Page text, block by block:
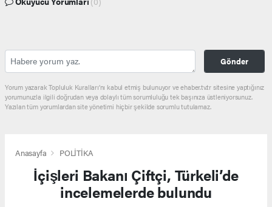
Gönder
Yorum yazarak Topluluk Kuralları’nı kabul etmiş bulunuyor ve ehaber.tv.tr sitesine yaptığınız
yorumunuzla ilgili doğrudan veya dolaylı tüm sorumluluğu tek başınıza üstleniyorsunuz.
Yazılan tüm yorumlardan site yönetimi hiçbir şekilde sorumlu tutulamaz.
Anasayfa POLİTİKA
İçişleri Bakanı Çiftçi, Türkeli’de
incelemelerde bulundu